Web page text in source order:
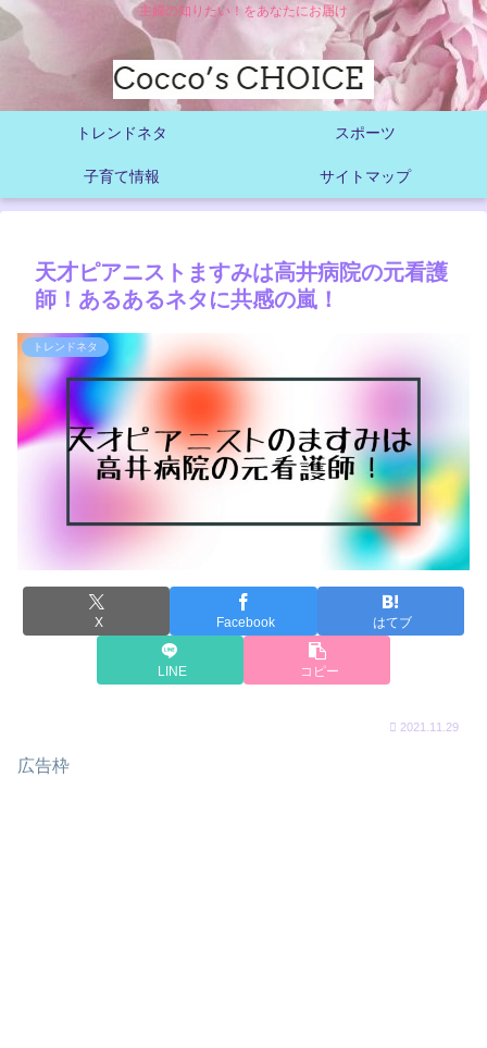
主婦の知りたい！をあなたにお届け
トレンドネタ スポーツ
子育て情報 サイトマップ
天才ピアニストますみは高井病院の元看護
師！あるあるネタに共感の嵐！
トレンドネタ
X Facebook はてブ
LINE コピー
2021.11.29
広告枠